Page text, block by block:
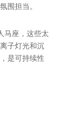
围担当。
马座，这些太
子灯光和沉
是可持续性